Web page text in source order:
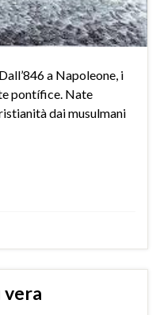
a Napoleone, i
pontífice. Nate
dai musulmani
vera